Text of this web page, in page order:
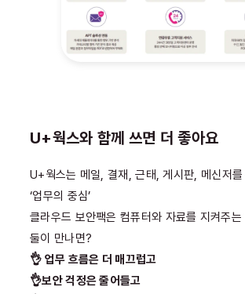
U+웍스와 함께 쓰면 더 좋아요
U+웍스는 메일, 결재, 근태, 게시판, 메신저를
‘업무의 중심’
클라우드 보안팩은 컴퓨터와 자료를 지켜주는
둘이 만나면?
👌 업무 흐름은 더 매끄럽고
👌보안 걱정은 줄어들고